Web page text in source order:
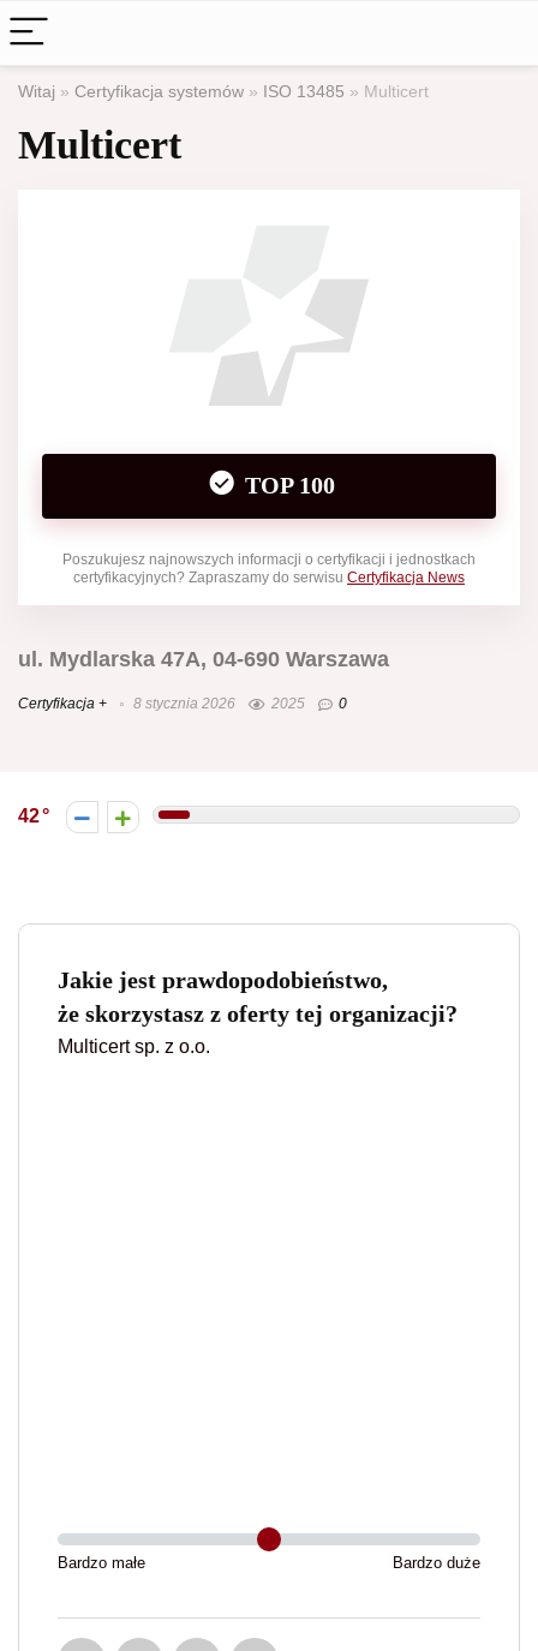
Witaj » Certyfikacja systemów » ISO 13485 » Multicert
Multicert
TOP 100
Poszukujesz najnowszych informacji o certyfikacji i jednostkach
certyfikacyjnych? Zapraszamy do serwisu Certyfikacja News
ul. Mydlarska 47A, 04-690 Warszawa
Certyfikacja + 8 stycznia 2026 2025 0
42
Jakie jest prawdopodobieństwo,
że skorzystasz z oferty tej organizacji?
Multicert sp. z o.o.
Bardzo małe Bardzo duże